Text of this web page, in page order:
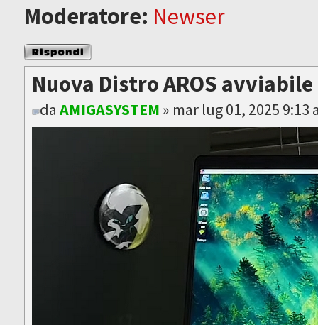
Moderatore: Newser
Rispondi al
messaggio
Nuova Distro AROS
daAMIGASYSTEM » mar lug 01, 2025 9:13